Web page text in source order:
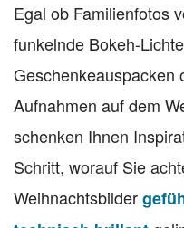
Egal ob Familienfotos
funkelnde Bokeh-
Geschenkeauspacken
Aufnahmen auf dem
schenken Ihnen
Schritt, worauf Sie
Weihnachtsbilder